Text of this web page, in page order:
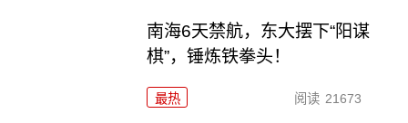
南海6天禁航，东大摆下“阳谋
棋”，锤炼铁拳头！
最热 阅读 21673